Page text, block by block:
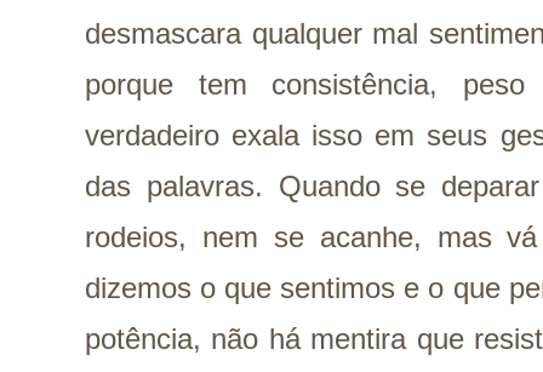
desmascara qualquer mal
porque tem consistência,
verdadeiro exala isso em seus
das palavras. Quando se
rodeios, nem se acanhe, mas
dizemos o que sentimos e o que
potência, não há mentira que